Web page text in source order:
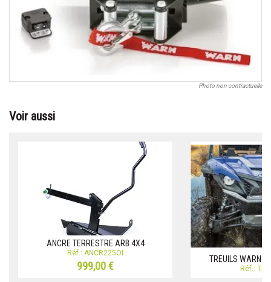
Photo non contractuelle
Voir aussi
ANCRE TERRESTRE ARB 4X4
Réf.: ANCR225OI
999,00 €
TREUILS WARN
Réf.: